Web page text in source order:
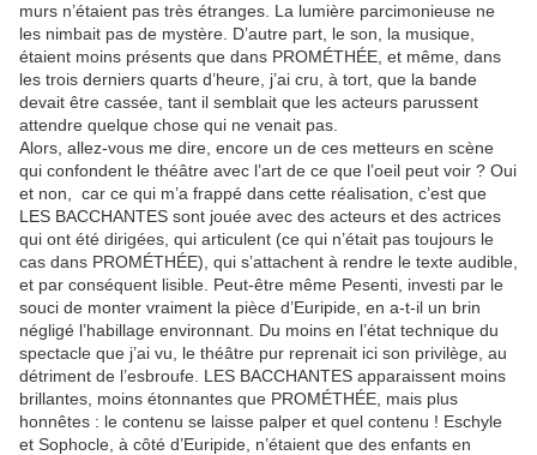
murs n’étaient pas très étranges. La lumière parcimonieuse ne
les nimbait pas de mystère. D’autre part, le son, la musique,
étaient moins présents que dans PROMÉTHÉE, et même, dans
les trois derniers quarts d’heure, j’ai cru, à tort, que la bande
devait être cassée, tant il semblait que les acteurs parussent
attendre quelque chose qui ne venait pas.
Alors, allez-vous me dire, encore un de ces metteurs en scène
qui confondent le théâtre avec l’art de ce que l’oeil peut voir ? Oui
et non, car ce qui m’a frappé dans cette réalisation, c’est que
LES BACCHANTES sont jouée avec des acteurs et des actrices
qui ont été dirigées, qui articulent (ce qui n’était pas toujours le
cas dans PROMÉTHÉE), qui s’attachent à rendre le texte audible,
et par conséquent lisible. Peut-être même Pesenti, investi par le
souci de monter vraiment la pièce d’Euripide, en a-t-il un brin
négligé l’habillage environnant. Du moins en l’état technique du
spectacle que j’ai vu, le théâtre pur reprenait ici son privilège, au
détriment de l’esbroufe. LES BACCHANTES apparaissent moins
brillantes, moins étonnantes que PROMÉTHÉE, mais plus
honnêtes : le contenu se laisse palper et quel contenu ! Eschyle
et Sophocle, à côté d’Euripide, n’étaient que des enfants en